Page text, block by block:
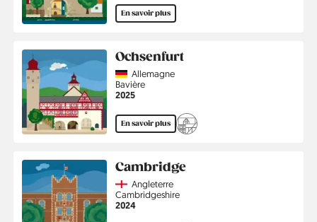
En savoir plus
Ochsenfurt
CountryAllemagne
Région
Bavière
Année
2025
En savoir plus
Cambridge
CountryAngleterre
Région
Cambridgeshire
Année
2024